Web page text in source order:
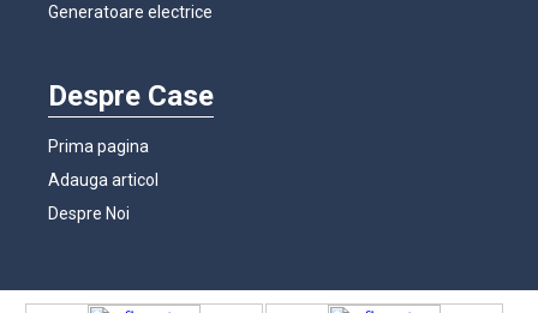
Generatoare electrice
Despre Case
Prima pagina
Adauga articol
Despre Noi